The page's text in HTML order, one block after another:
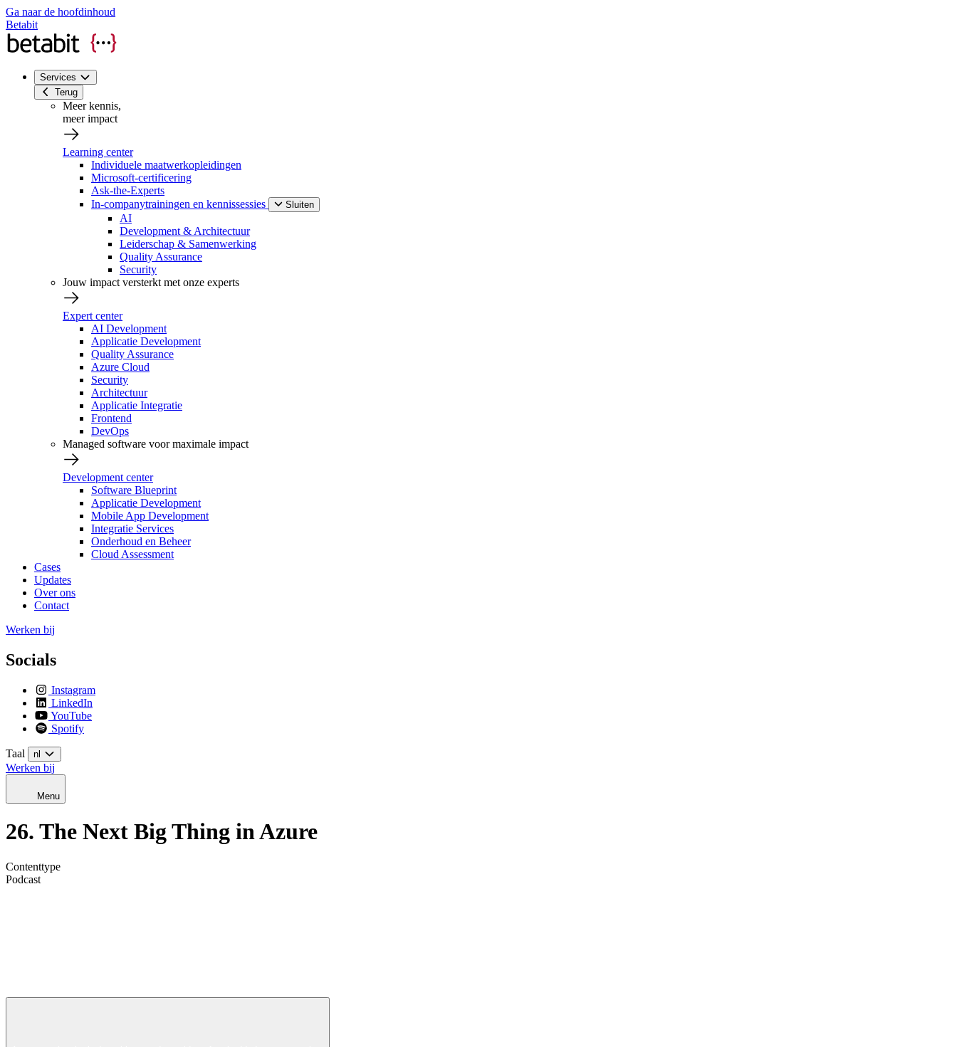
Ga naar de hoofdinhoud
Betabit
Services
Terug
Meer kennis,
meer impact
Learning center
Individuele maatwerkopleidingen
Microsoft-certificering
Ask-the-Experts
In-companytrainingen en kennissessies
Sluiten
AI
Development & Architectuur
Leiderschap & Samenwerking
Quality Assurance
Security
Jouw impact versterkt met onze experts
Expert center
AI Development
Applicatie Development
Quality Assurance
Azure Cloud
Security
Architectuur
Applicatie Integratie
Frontend
DevOps
Managed software voor maximale impact
Development center
Software Blueprint
Applicatie Development
Mobile App Development
Integratie Services
Onderhoud en Beheer
Cloud Assessment
Cases
Updates
Over ons
Contact
Werken bij
Socials
Instagram
LinkedIn
YouTube
Spotify
Taal nl
Werken bij
Menu
26. The Next Big Thing in Azure
Contenttype
Podcast